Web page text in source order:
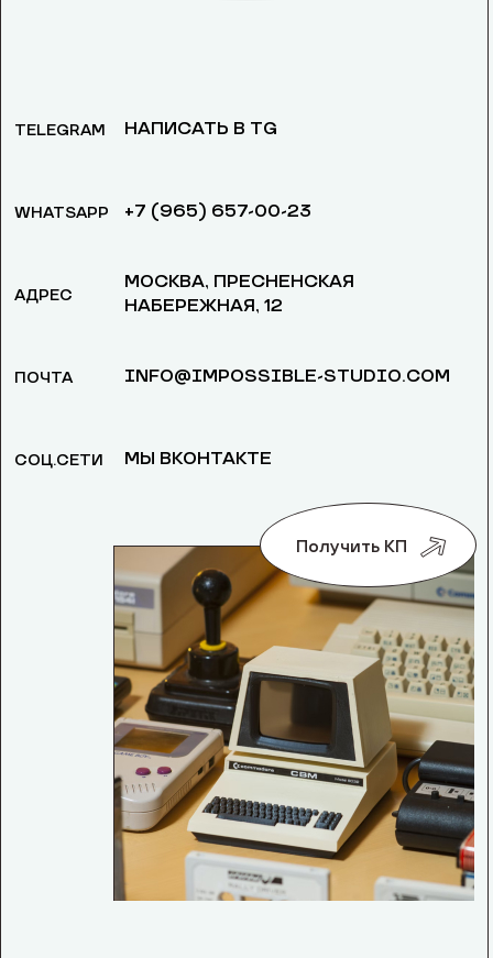
TELEGRAM
WHATSAPP
АДРЕС
ПОЧТА
СОЦ.СЕТИ
НАПИСАТЬ В TG
+7 (965) 657-00-23
МОСКВА, ​ПРЕСНЕНСКАЯ
НАБЕРЕЖНАЯ, 12
INFO@IMPOSSIBLE-STUDIO.COM
МЫ ВКОНТАКТЕ
Получить КП